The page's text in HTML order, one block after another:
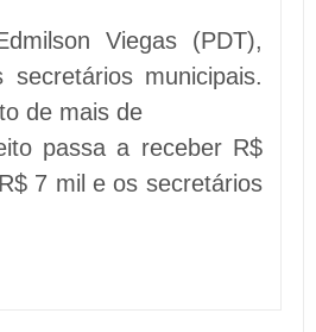
Viegas (PDT),
municipais.
de mais de
passa a receber R$
7 mil e os secretários